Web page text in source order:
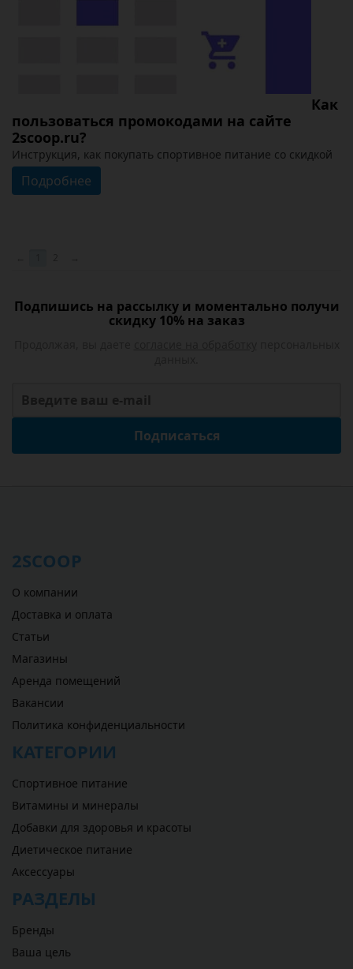
Как
пользоваться промокодами на сайте
2scoop.ru?
Инструкция, как покупать спортивное питание со скидкой
Подробнее
Подпишись на рассылку и моментально получи
скидку 10% на заказ
Подписаться
2SCOOP
О компании
Доставка и оплата
Статьи
Магазины
Аренда помещений
Вакансии
Политика конфиденциальности
КАТЕГОРИИ
Спортивное питание
Витамины и минералы
Добавки для здоровья и красоты
Диетическое питание
Аксессуары
РАЗДЕЛЫ
Бренды
Ваша цель